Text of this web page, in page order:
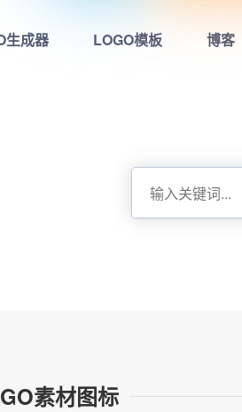
生成器 LOGO模板 博客
素材图标